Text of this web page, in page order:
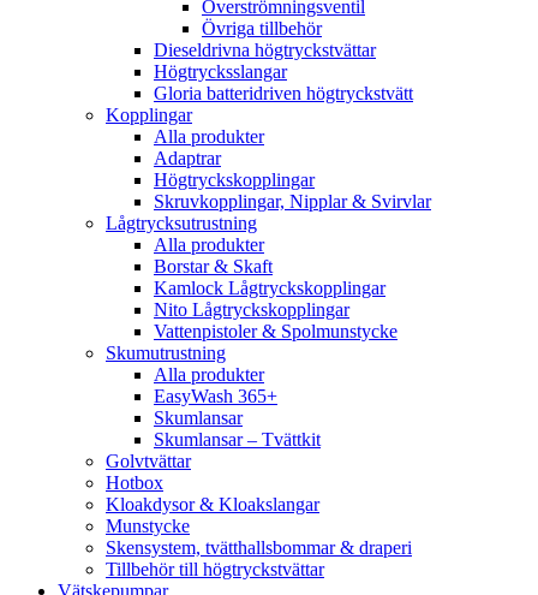
Överströmningsventil
Övriga tillbehör
Dieseldrivna högtryckstvättar
Högtrycksslangar
Gloria batteridriven högtryckstvätt
Kopplingar
Alla produkter
Adaptrar
Högtryckskopplingar
Skruvkopplingar, Nipplar & Svirvlar
Lågtrycksutrustning
Alla produkter
Borstar & Skaft
Kamlock Lågtryckskopplingar
Nito Lågtryckskopplingar
Vattenpistoler & Spolmunstycke
Skumutrustning
Alla produkter
EasyWash 365+
Skumlansar
Skumlansar – Tvättkit
Golvtvättar
Hotbox
Kloakdysor & Kloakslangar
Munstycke
Skensystem, tvätthallsbommar & draperi
Tillbehör till högtryckstvättar
Vätskepumpar